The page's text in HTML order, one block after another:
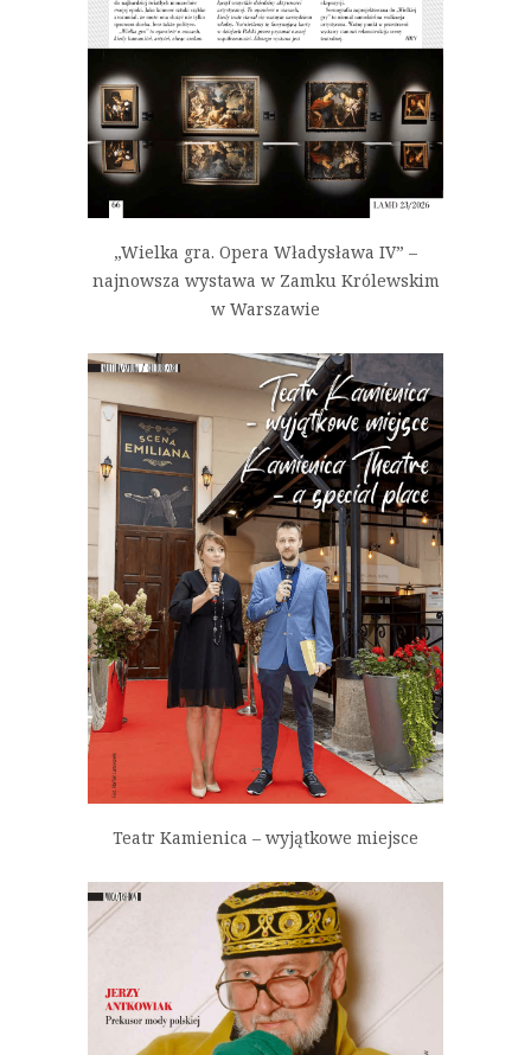
„Wielka gra. Opera Władysława IV” –
najnowsza wystawa w Zamku Królewskim
w Warszawie
Teatr Kamienica – wyjątkowe miejsce